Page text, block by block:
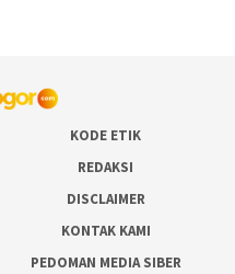
KODE ETIK
REDAKSI
DISCLAIMER
KONTAK KAMI
PEDOMAN MEDIA SIBER